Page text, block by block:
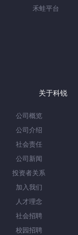
禾蛙平台
关于科锐
公司概览
公司介绍
社会责任
公司新闻
投资者关系
加入我们
人才理念
社会招聘
校园招聘